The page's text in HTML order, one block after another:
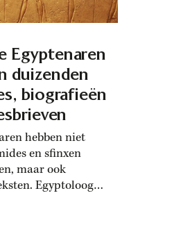
Egyptenaren
duizenden
biografieën
hebben niet
en sfinxen
maar ook
Egyptoloog
oudegyptische